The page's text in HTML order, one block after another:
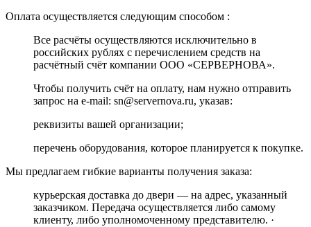
Оплата осуществляется следующим способом :
Все расчёты осуществляются исключительно в
российских рублях с перечислением средств на
расчётный счёт компании ООО «СЕРВЕРНОВА».
Чтобы получить счёт на оплату, нам нужно отправить
запрос на e-mail: sn@servernova.ru, указав:
реквизиты вашей организации;
перечень оборудования, которое планируется к покупке.
Мы предлагаем гибкие варианты получения заказа:
курьерская доставка до двери — на адрес, указанный
заказчиком. Передача осуществляется либо самому
клиенту, либо уполномоченному представителю. ·